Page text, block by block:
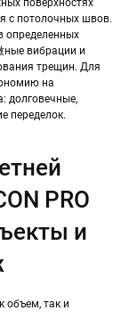
поверхностях
с потолочных швов.
определенных
ные вибрации и
трещин. Для
на
долговечные,
переделок.
PRO
и
объем, так и